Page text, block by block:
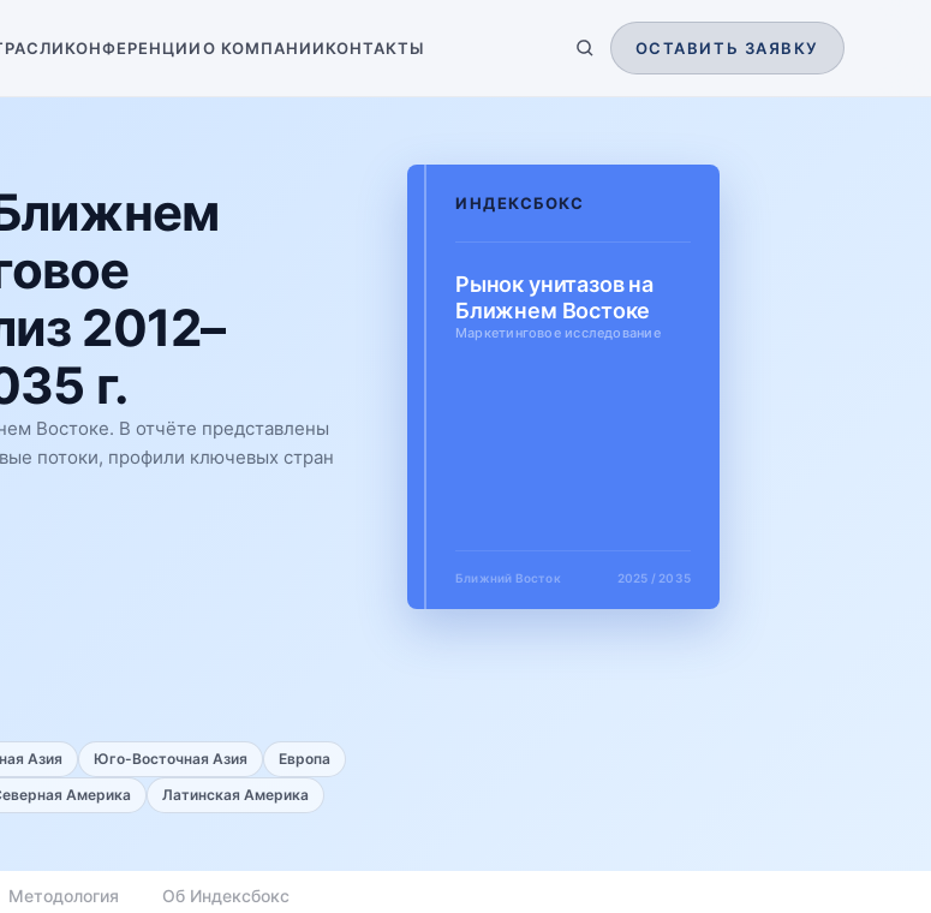
КОНФЕРЕНЦИИО КОМПАНИИКОНТАКТЫ ОСТАВИТЬ ЗАЯВКУ
2012–
г.
Востоке. В отчёте представлены
потоки, профили ключевых стран
Азия Юго-Восточная Азия
Европа
Америка Латинская Америка
ИНДЕКСБОКС
Рынок унитазов на
Ближнем Востоке
Маркетинговое исследование
Ближний Восток 2025 / 2035
Методология Об Индексбокс